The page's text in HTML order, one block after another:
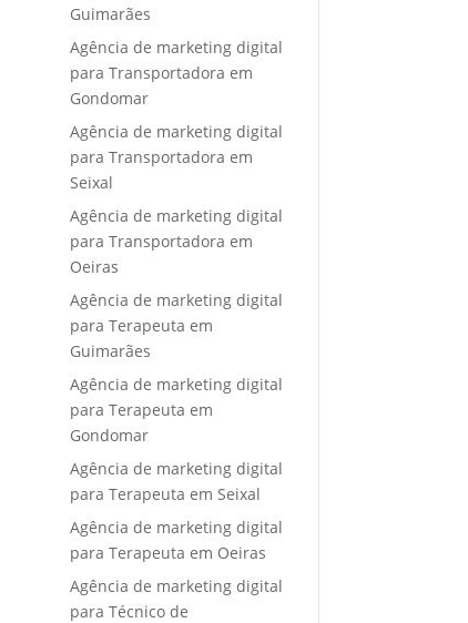
Guimarães
Agência de marketing digital
para Transportadora em
Gondomar
Agência de marketing digital
para Transportadora em
Seixal
Agência de marketing digital
para Transportadora em
Oeiras
Agência de marketing digital
para Terapeuta em
Guimarães
Agência de marketing digital
para Terapeuta em
Gondomar
Agência de marketing digital
para Terapeuta em Seixal
Agência de marketing digital
para Terapeuta em Oeiras
Agência de marketing digital
para Técnico de